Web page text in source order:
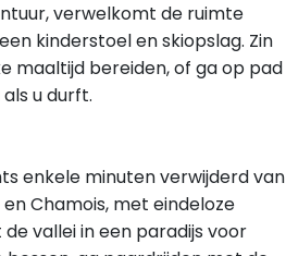
verwelkomt de ruimte
kinderstoel en skiopslag. Zin
maaltijd bereiden, of ga op pad
u durft.
enkele minuten verwijderd van
Chamois, met eindeloze
vallei in een paradijs voor